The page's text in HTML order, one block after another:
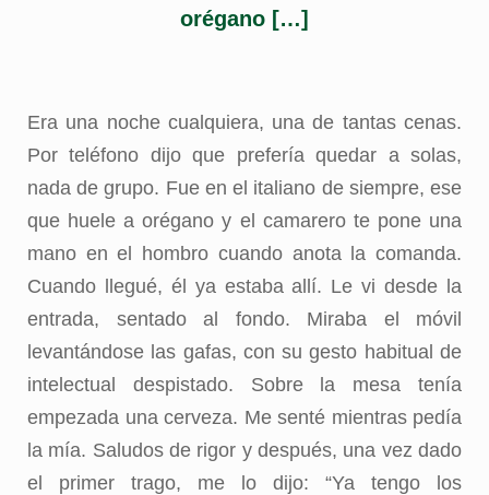
orégano […]
Era una noche cualquiera, una de tantas cenas.
Por teléfono dijo que prefería quedar a solas,
nada de grupo. Fue en el italiano de siempre, ese
que huele a orégano y el camarero te pone una
mano en el hombro cuando anota la comanda.
Cuando llegué, él ya estaba allí. Le vi desde la
entrada, sentado al fondo. Miraba el móvil
levantándose las gafas, con su gesto habitual de
intelectual despistado. Sobre la mesa tenía
empezada una cerveza. Me senté mientras pedía
la mía. Saludos de rigor y después, una vez dado
el primer trago, me lo dijo: “Ya tengo los